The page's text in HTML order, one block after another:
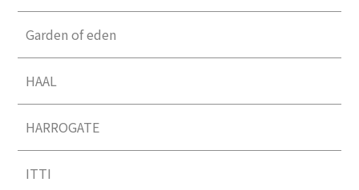
Garden of eden
HAAL
HARROGATE
ITTI